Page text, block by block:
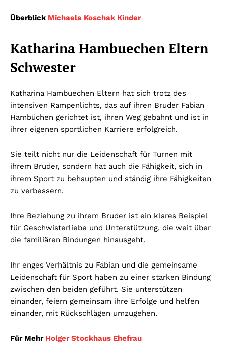
Überblick Michaela Koschak Kinder
Katharina Hambuechen Eltern
Schwester
Katharina Hambuechen Eltern hat sich trotz des
intensiven Rampenlichts, das auf ihren Bruder Fabian
Hambüchen gerichtet ist, ihren Weg gebahnt und ist in
ihrer eigenen sportlichen Karriere erfolgreich.
Sie teilt nicht nur die Leidenschaft für Turnen mit
ihrem Bruder, sondern hat auch die Fähigkeit, sich in
ihrem Sport zu behaupten und ständig ihre Fähigkeiten
zu verbessern.
Ihre Beziehung zu ihrem Bruder ist ein klares Beispiel
für Geschwisterliebe und Unterstützung, die weit über
die familiären Bindungen hinausgeht.
Ihr enges Verhältnis zu Fabian und die gemeinsame
Leidenschaft für Sport haben zu einer starken Bindung
zwischen den beiden geführt. Sie unterstützen
einander, feiern gemeinsam ihre Erfolge und helfen
einander, mit Rückschlägen umzugehen.
Für Mehr Holger Stockhaus Ehefrau